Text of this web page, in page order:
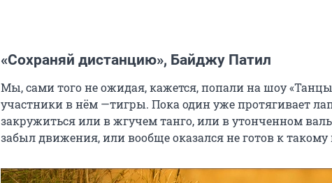
«Сохраняй дистанцию», Байджу Патил
Мы, сами того не ожидая, кажется, попали на шоу
участники в нём —тигры. Пока один уже протягивает
закружиться или в жгучем танго, или в утонченном
забыл движения, или вообще оказался не готов к